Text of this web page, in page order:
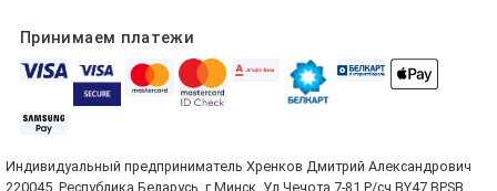
Принимаем платежи
Индивидуальный предприниматель Хренков Дмитрий Александрович
220045, Республика Беларусь, г.Минск, Ул.Чечота 7-81 Р/сч BY47 BPSB